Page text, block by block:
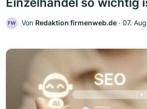
Einzelhandel so wichtig
FW Von Redaktion firmenweb.de ‧ 07.